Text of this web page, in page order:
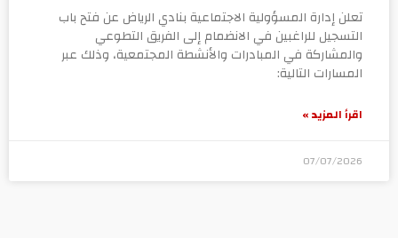
تعلن إدارة المسؤولية الاجتماعية بنادي الرياض عن فتح باب
التسجيل للراغبين في الانضمام إلى الفريق التطوعي
والمشاركة في المبادرات والأنشطة المجتمعية، وذلك عبر
المسارات التالية:
اقرأ المزيد »
07/07/2026